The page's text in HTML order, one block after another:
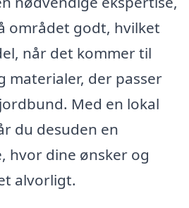
området godt, hvilket
når det kommer til
materialer, der passer
Med en lokal
du desuden en
hvor dine ønsker og
alvorligt.